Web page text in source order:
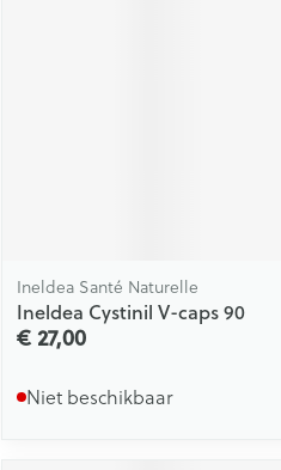
Ineldea Santé Naturelle
Ineldea Cystinil V-caps 90
€ 27,00
Niet beschikbaar